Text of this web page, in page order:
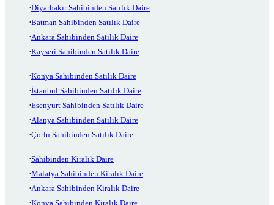
Diyarbakır Sahibinden Satılık Daire
Batman Sahibinden Satılık Daire
Ankara Sahibinden Satılık Daire
Kayseri Sahibinden Satılık Daire
Konya Sahibinden Satılık Daire
İstanbul Sahibinden Satılık Daire
Esenyurt Sahibinden Satılık Daire
Alanya Sahibinden Satılık Daire
Çorlu Sahibinden Satılık Daire
Sahibinden Kiralık Daire
Malatya Sahibinden Kiralık Daire
Ankara Sahibinden Kiralık Daire
Konya Sahibinden Kiralık Daire